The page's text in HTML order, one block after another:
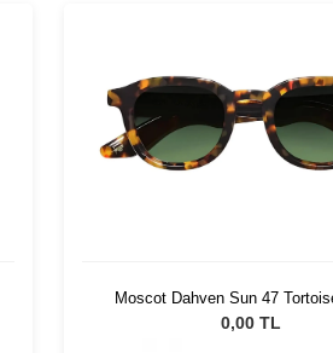
Moscot Dahven Sun 47
Wood
0,00 TL